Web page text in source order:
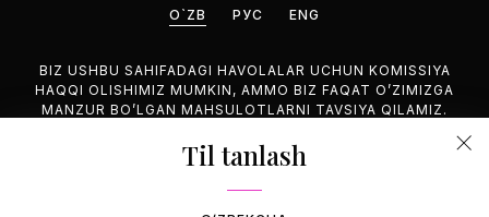
O`ZB РУС ENG
BIZ USHBU SAHIFADAGI HAVOLALAR UCHUN KOMISSIYA
HAQQI OLISHIMIZ MUMKIN, AMMO BIZ FAQAT O’ZIMIZGA
MANZUR BO’LGAN MAHSULOTLARNI TAVSIYA QILAMIZ.
©2026 GEMINA PUBLISHING LLC, HAMMASI HUQUQUQLARI
Til tanlash